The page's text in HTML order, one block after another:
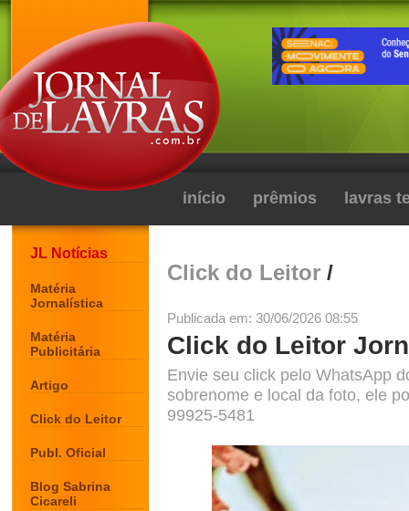
início prêmios lavras
JL Notícias
Matéria
Jornalística
Matéria
Publicitária
Artigo
Click do Leitor
Publ. Oficial
Blog Sabrina
Cicareli
Click do Leitor /
Publicada em: 30/06/2026 08:55
Click do Leitor
Envie seu click pelo WhatsApp
sobrenome e local da foto, ele
99925-5481